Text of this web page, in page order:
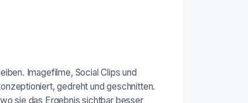
Imagefilme, Social Clips und
gedreht und geschnitten.
sie das Ergebnis sichtbar besser